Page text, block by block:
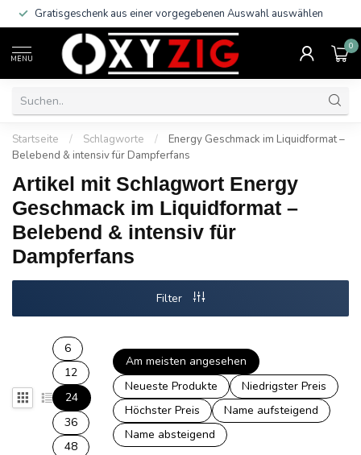
Gratisgeschenk aus einer vorgegebenen Auswahl auswählen
MENU
0
Startseite / Schlagworte /
Energy Geschmack im Liquidformat –
Belebend & intensiv für Dampferfans
Artikel mit Schlagwort Energy
Geschmack im Liquidformat –
Belebend & intensiv für
Dampferfans
Filter
6
12
24
36
48
Am meisten angesehen
Neueste Produkte
Niedrigster Preis
Höchster Preis
Name aufsteigend
Name absteigend